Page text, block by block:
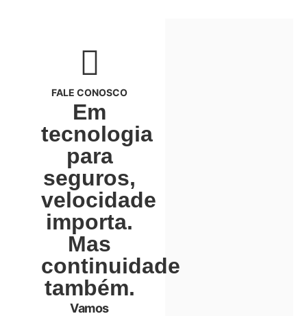
FALE CONOSCO
Em
tecnologia
para
seguros,
velocidade
importa.
Mas
continuidade
também.
Vamos